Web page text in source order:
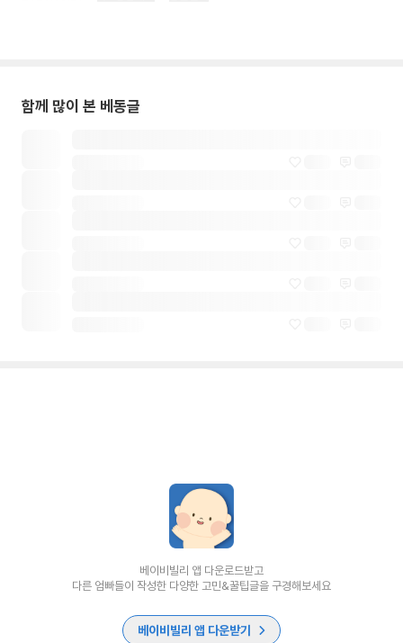
함께 많이 본 베동글
베이비빌리 앱 다운로드받고
다른 엄빠들이 작성한 다양한 고민&꿀팁글을 구경해보세요
베이비빌리 앱 다운받기